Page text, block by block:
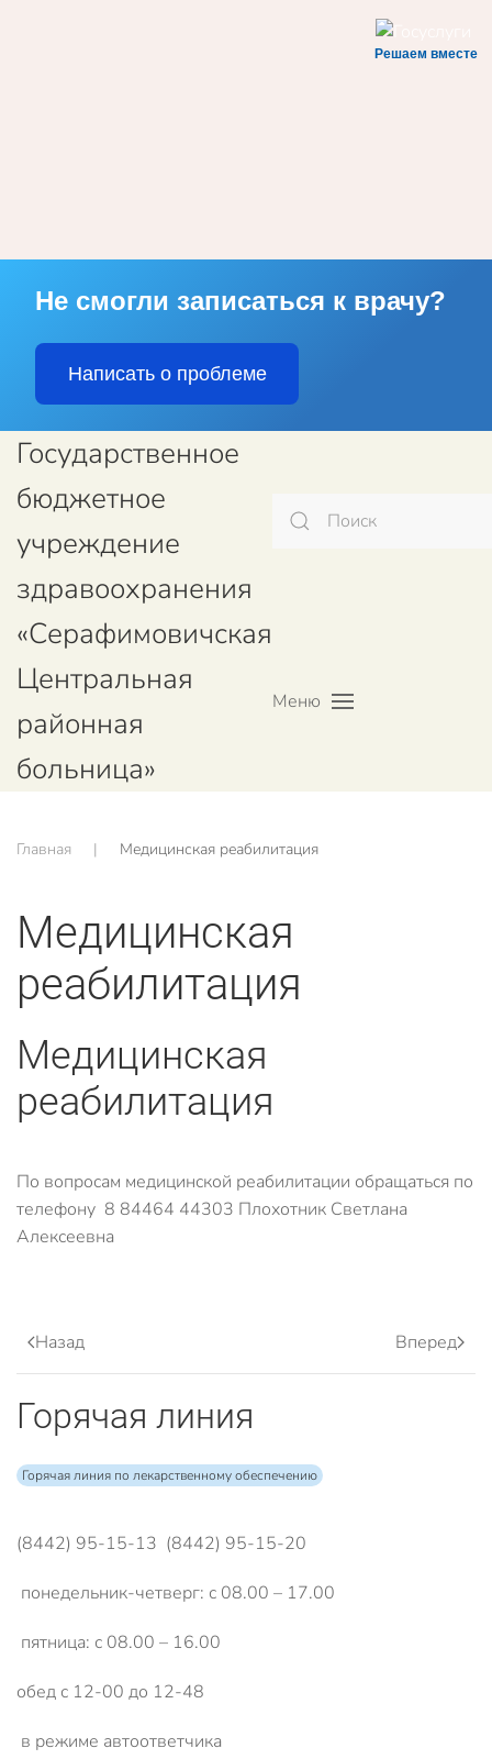
Решаем вместе
Не смогли записаться к врачу?
Написать о проблеме
Государственное
бюджетное
учреждение
здравоохранения
«Серафимовичская
Центральная
районная
больница»
Меню
Главная Медицинская реабилитация
Медицинская
реабилитация
Медицинская
реабилитация
По вопросам медицинской реабилитации обращаться по
телефону 8 84464 44303 Плохотник Светлана
Алексеевна
Назад Вперед
Горячая линия
Горячая линия по лекарственному обеспечению
(8442) 95-15-13 (8442) 95-15-20
понедельник-четверг: с 08.00 – 17.00
пятница: с 08.00 – 16.00
обед с 12-00 до 12-48
в режиме автоответчика